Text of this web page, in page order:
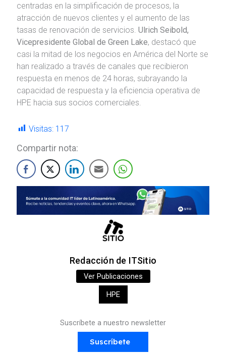
centradas en la simplificación de procesos, la
atracción de nuevos clientes y el aumento de las
tasas de renovación de servicios. Ulrich Seibold,
Vicepresidente Global de Green Lake, destacó que
casi la mitad de los negocios en América del Norte se
han realizado a través de canales que recibieron
respuesta en menos de 24 horas, subrayando la
capacidad de respuesta y la eficiencia operativa de
HPE hacia sus socios comerciales.
Visitas: 117
Compartir nota:
Redacción de ITSitio
Ver Publicaciones
HPE
Suscríbete a nuestro newsletter
Suscríbete